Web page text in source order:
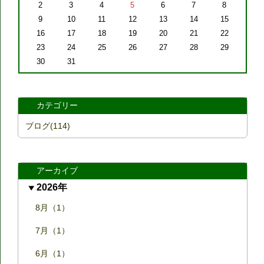
2
3 4 5 6 7
8
9
10 11 12 13 14
15
16
17 18 19 20 21
22
23
24 25 26 27 28
29
30
31
カテゴリー
ブログ(114)
アーカイブ
2026年
8月（1）
7月（1）
6月（1）